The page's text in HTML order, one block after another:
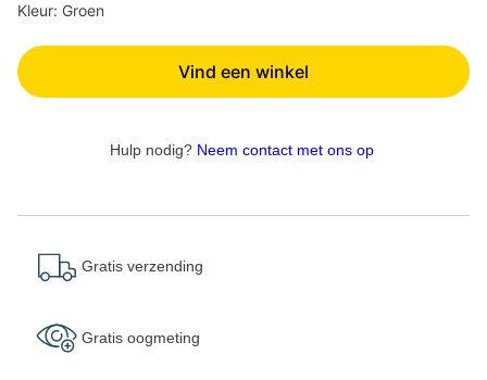
Kleur: Groen
Vind een winkel
Hulp nodig? Neem contact met ons op
Gratis verzending
Gratis oogmeting